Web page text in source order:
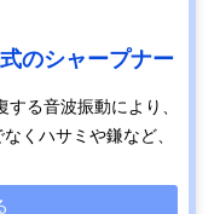
のシャープナー
る音波振動により、
くハサミや鎌など、